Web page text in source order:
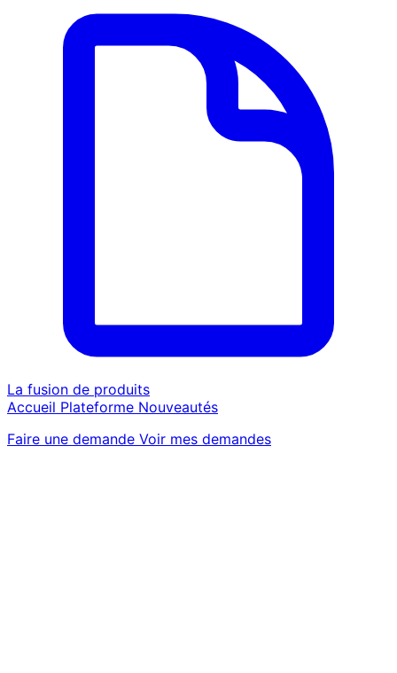
La fusion de produits
Accueil Plateforme Nouveautés
Faire une demande Voir mes demandes